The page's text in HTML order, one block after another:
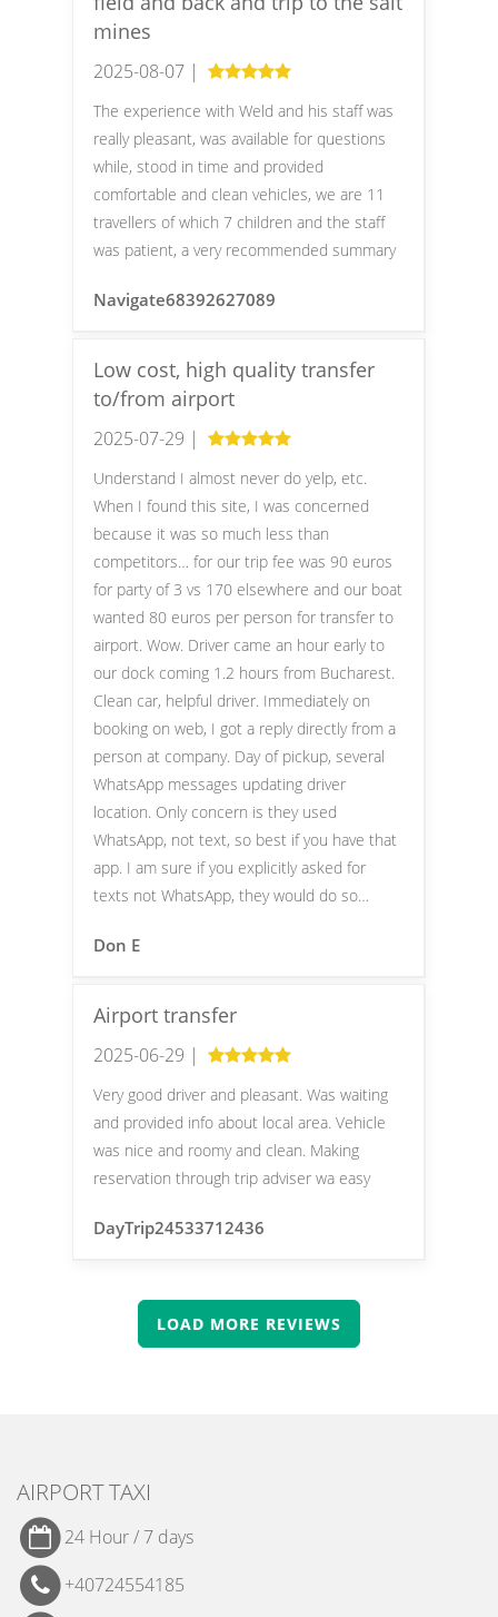
mines
2025-08-07 |
The experience with Weld and his staff was
really pleasant, was available for questions
while, stood in time and provided
comfortable and clean vehicles, we are 11
travellers of which 7 children and the staff
was patient, a very recommended summary
Navigate68392627089
Low cost, high quality transfer
to/from airport
2025-07-29 |
Understand I almost never do yelp, etc.
When I found this site, I was concerned
because it was so much less than
competitors… for our trip fee was 90 euros
for party of 3 vs 170 elsewhere and our boat
wanted 80 euros per person for transfer to
airport. Wow. Driver came an hour early to
our dock coming 1.2 hours from Bucharest.
Clean car, helpful driver. Immediately on
booking on web, I got a reply directly from a
person at company. Day of pickup, several
WhatsApp messages updating driver
location. Only concern is they used
WhatsApp, not text, so best if you have that
app. I am sure if you explicitly asked for
texts not WhatsApp, they would do so…
Don E
Airport transfer
2025-06-29 |
Very good driver and pleasant. Was waiting
and provided info about local area. Vehicle
was nice and roomy and clean. Making
reservation through trip adviser wa easy
DayTrip24533712436
LOAD MORE REVIEWS
AIRPORT TAXI
24 Hour / 7 days
+40724554185